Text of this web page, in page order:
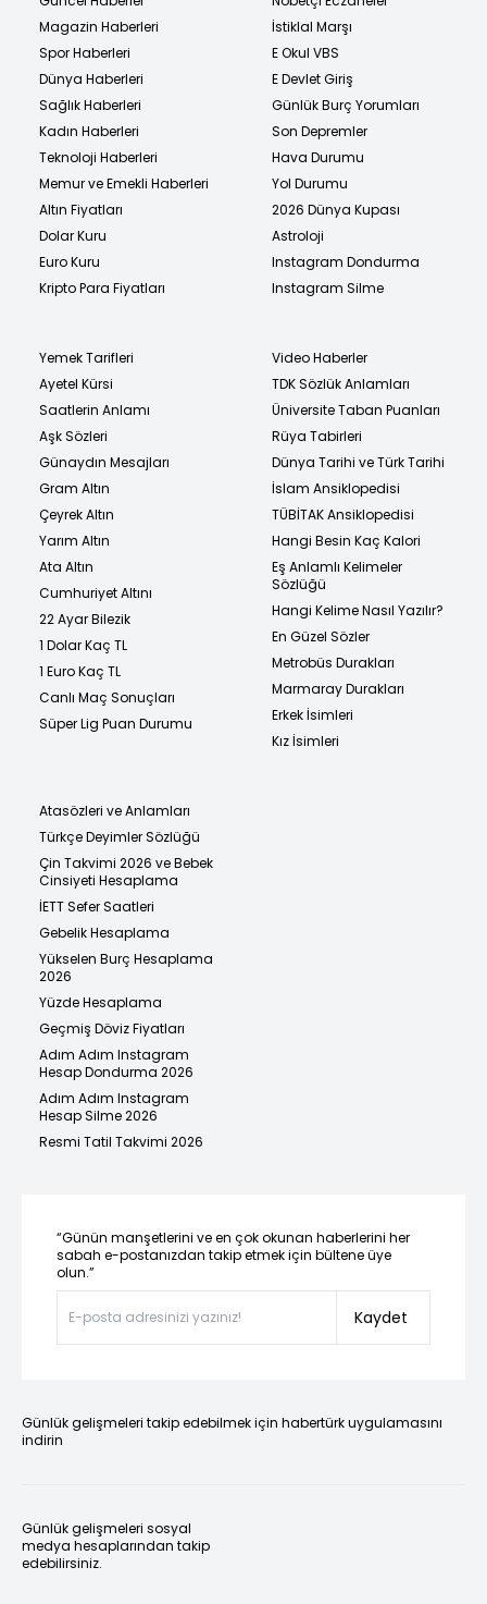
Magazin Haberleri
Spor Haberleri
Dünya Haberleri
Sağlık Haberleri
Kadın Haberleri
Teknoloji Haberleri
Memur ve Emekli Haberleri
Altın Fiyatları
Dolar Kuru
Euro Kuru
Kripto Para Fiyatları
İstiklal Marşı
E Okul VBS
E Devlet Giriş
Günlük Burç Yorumları
Son Depremler
Hava Durumu
Yol Durumu
2026 Dünya Kupası
Astroloji
Instagram Dondurma
Instagram Silme
Yemek Tarifleri
Ayetel Kürsi
Saatlerin Anlamı
Aşk Sözleri
Günaydın Mesajları
Gram Altın
Çeyrek Altın
Yarım Altın
Ata Altın
Cumhuriyet Altını
22 Ayar Bilezik
1 Dolar Kaç TL
1 Euro Kaç TL
Canlı Maç Sonuçları
Süper Lig Puan Durumu
Video Haberler
TDK Sözlük Anlamları
Üniversite Taban Puanları
Rüya Tabirleri
Dünya Tarihi ve Türk Tarihi
İslam Ansiklopedisi
TÜBİTAK Ansiklopedisi
Hangi Besin Kaç Kalori
Eş Anlamlı Kelimeler
Sözlüğü
Hangi Kelime Nasıl Yazılır?
En Güzel Sözler
Metrobüs Durakları
Marmaray Durakları
Erkek İsimleri
Kız İsimleri
Atasözleri ve Anlamları
Türkçe Deyimler Sözlüğü
Çin Takvimi 2026 ve Bebek
Cinsiyeti Hesaplama
İETT Sefer Saatleri
Gebelik Hesaplama
Yükselen Burç Hesaplama
2026
Yüzde Hesaplama
Geçmiş Döviz Fiyatları
Adım Adım Instagram
Hesap Dondurma 2026
Adım Adım Instagram
Hesap Silme 2026
Resmi Tatil Takvimi 2026
“Günün manşetlerini ve en çok okunan haberlerini her
sabah e-postanızdan takip etmek için bültene üye
olun.”
Kaydet
Günlük gelişmeleri takip edebilmek için habertürk uygulamasını
indirin
Günlük gelişmeleri sosyal
medya hesaplarından takip
edebilirsiniz.